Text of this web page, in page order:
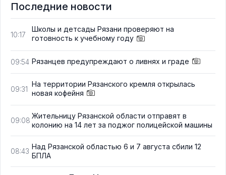
Последние новости
10:17
Школы и детсады Рязани проверяют на
готовность к учебному году
09:54 Рязанцев предупреждают о ливнях и граде
09:31
На территории Рязанского кремля открылась
новая кофейня
09:08
Жительницу Рязанской области отправят в
колонию на 14 лет за поджог полицейской машины
08:43
Над Рязанской областью 6 и 7 августа сбили 12
БПЛА